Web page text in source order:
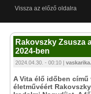
Vissza az előző oldalra
Rakovszky Zsusza
2024-ben
2024.04.30. - 00:10 |
A Vita élő időben
életművéért